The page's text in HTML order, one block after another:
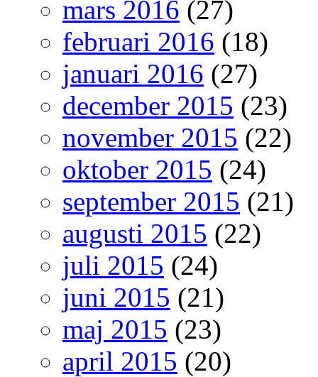
mars 2016 (27)
februari 2016 (18)
januari 2016 (27)
december 2015 (23)
november 2015 (22)
oktober 2015 (24)
september 2015 (21)
augusti 2015 (22)
juli 2015 (24)
juni 2015 (21)
maj 2015 (23)
april 2015 (20)